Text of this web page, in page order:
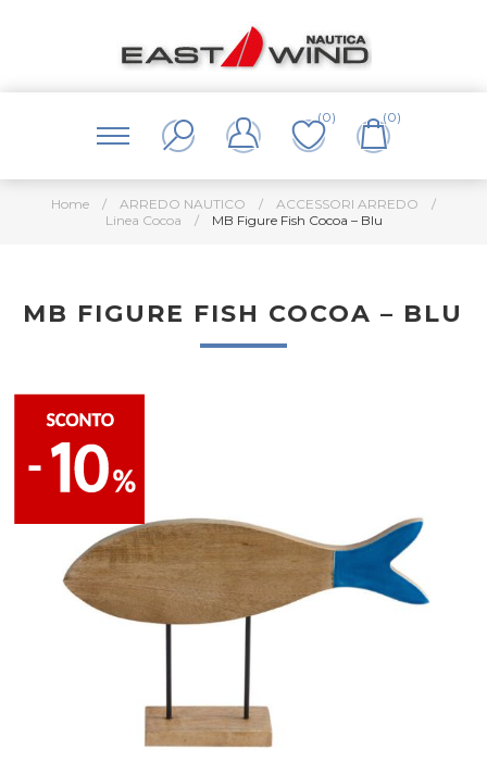
(0) (0)
Home / ARREDO NAUTICO / ACCESSORI ARREDO
/
Linea Cocoa
/ MB Figure Fish Cocoa – Blu
MB FIGURE FISH COCOA – BLU